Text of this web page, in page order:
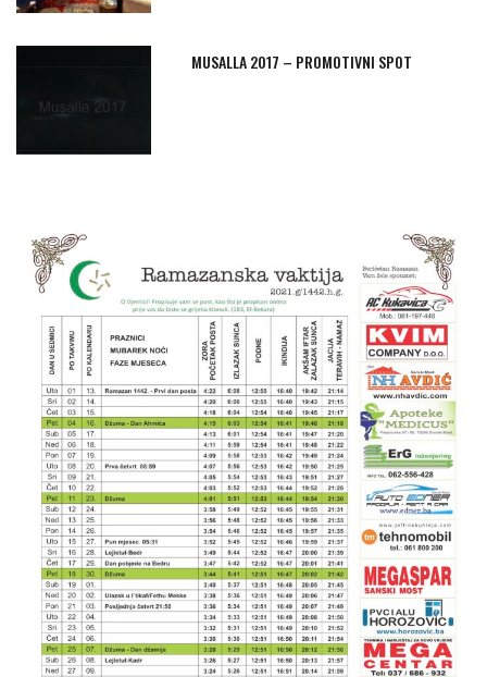
MUSALLA 2017 – PROMOTIVNI SPOT